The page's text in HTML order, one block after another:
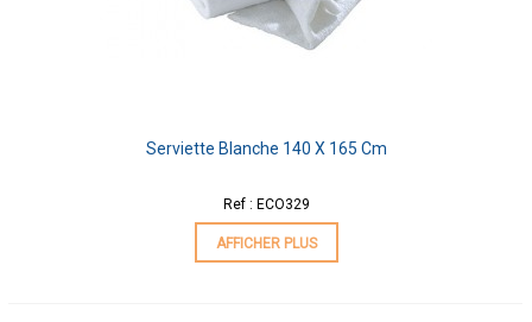
Serviette Blanche 140 X 165 Cm
Ref : ECO329
AFFICHER PLUS